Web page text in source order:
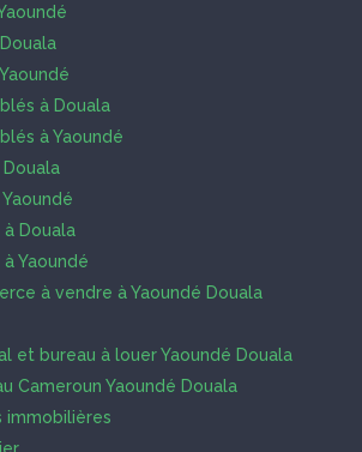
à Douala
à Yaoundé
Douala
à Douala
Yaoundé
à vendre à Yaoundé Douala
et bureau à louer Yaoundé Douala
Cameroun Yaoundé Douala
immobilières